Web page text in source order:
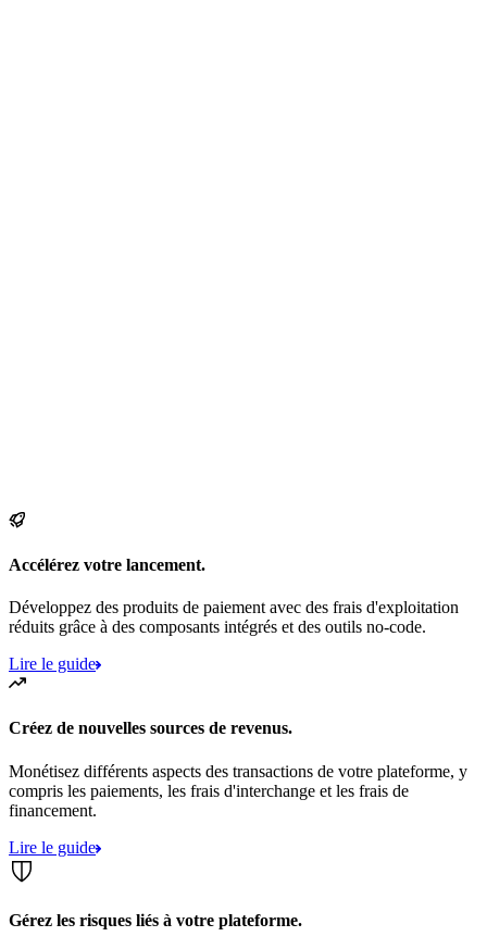
Accélérez votre lancement.
Développez des produits de paiement avec des frais d'exploitation
réduits grâce à des composants intégrés et des outils no-code.
Lire le guide
Créez de nouvelles sources de revenus.
Monétisez différents aspects des transactions de votre plateforme, y
compris les paiements, les frais d'interchange et les frais de
financement.
Lire le guide
Gérez les risques liés à votre plateforme.